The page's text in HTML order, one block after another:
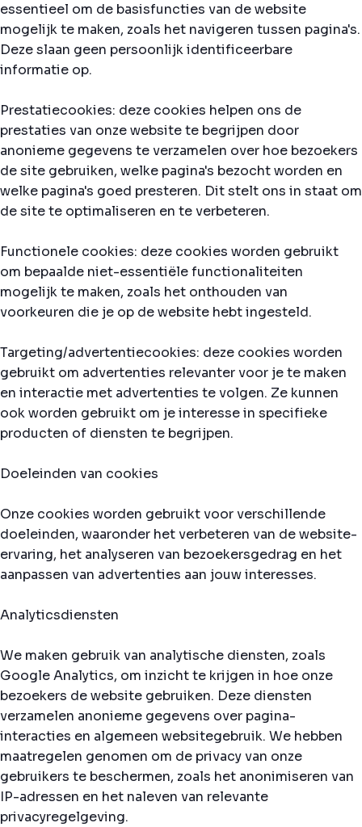
essentieel om de basisfuncties van de website
mogelijk te maken, zoals het navigeren tussen pagina's.
Deze slaan geen persoonlijk identificeerbare
informatie op.
Prestatiecookies: deze cookies helpen ons de
prestaties van onze website te begrijpen door
anonieme gegevens te verzamelen over hoe bezoekers
de site gebruiken, welke pagina's bezocht worden en
welke pagina's goed presteren. Dit stelt ons in staat om
de site te optimaliseren en te verbeteren.
Functionele cookies: deze cookies worden gebruikt
om bepaalde niet-essentiële functionaliteiten
mogelijk te maken, zoals het onthouden van
voorkeuren die je op de website hebt ingesteld.
Targeting/advertentiecookies: deze cookies worden
gebruikt om advertenties relevanter voor je te maken
en interactie met advertenties te volgen. Ze kunnen
ook worden gebruikt om je interesse in specifieke
producten of diensten te begrijpen.
Doeleinden van cookies
Onze cookies worden gebruikt voor verschillende
doeleinden, waaronder het verbeteren van de website-
ervaring, het analyseren van bezoekersgedrag en het
aanpassen van advertenties aan jouw interesses.
Analyticsdiensten
We maken gebruik van analytische diensten, zoals
Google Analytics, om inzicht te krijgen in hoe onze
bezoekers de website gebruiken. Deze diensten
verzamelen anonieme gegevens over pagina-
interacties en algemeen websitegebruik. We hebben
maatregelen genomen om de privacy van onze
gebruikers te beschermen, zoals het anonimiseren van
IP-adressen en het naleven van relevante
privacyregelgeving.